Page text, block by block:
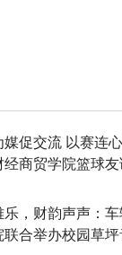
媒促交流 以赛连
经商贸学院篮球
乐，财韵声声：
联合举办校园草